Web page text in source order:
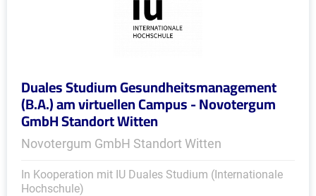
Duales Studium Gesundheitsmanagement
(B.A.) am virtuellen Campus - Novotergum
GmbH Standort Witten
Novotergum GmbH Standort Witten
In Kooperation mit IU Duales Studium (Internationale
Hochschule)